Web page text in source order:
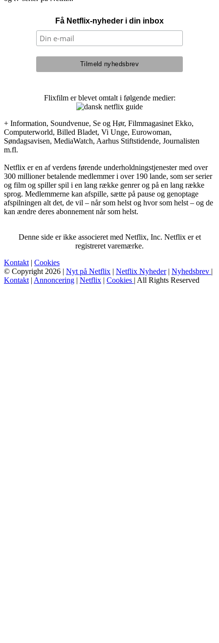
Få Netflix-nyheder i din inbox
Flixfilm er blevet omtalt i følgende medier:
+ Information, Soundvenue, Se og Hør, Filmmagasinet Ekko,
Computerworld, Billed Bladet, Vi Unge, Eurowoman,
Søndagsavisen, MediaWatch, Aarhus Stiftstidende, Journalisten
m.fl.
Netflix er en af verdens førende underholdningstjenester med over
300 millioner betalende medlemmer i over 190 lande, som ser serier
og film og spiller spil i en lang række genrer og på en lang række
sprog. Medlemmerne kan afspille, sætte på pause og genoptage
afspilningen alt det, de vil – når som helst og hvor som helst – og de
kan ændre deres abonnement når som helst.
Denne side er ikke associeret med Netflix, Inc. Netflix er et
registreret varemærke.
Kontakt | Cookies
© Copyright 2026 | Nyt på Netflix | Netflix Nyheder| Nyhedsbrev |
Kontakt | Annoncering | Netflix | Cookies | All Rights Reserved